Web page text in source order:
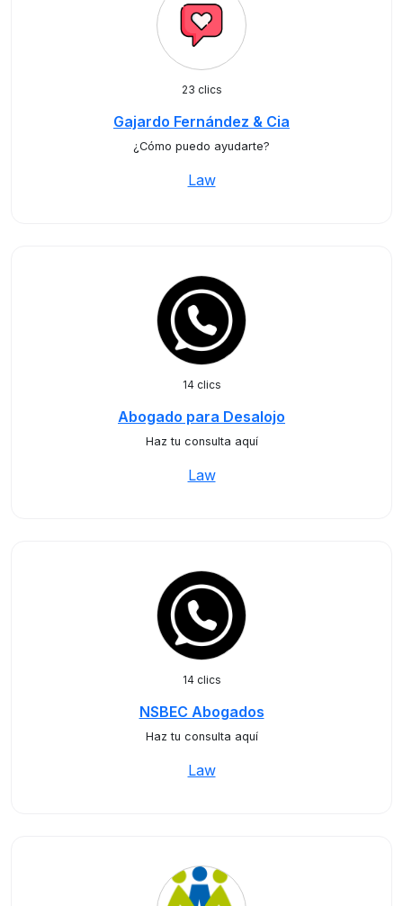
23 clics
Gajardo Fernández & Cia
¿Cómo puedo ayudarte?
Law
14 clics
Abogado para Desalojo
Haz tu consulta aquí
Law
14 clics
NSBEC Abogados
Haz tu consulta aquí
Law